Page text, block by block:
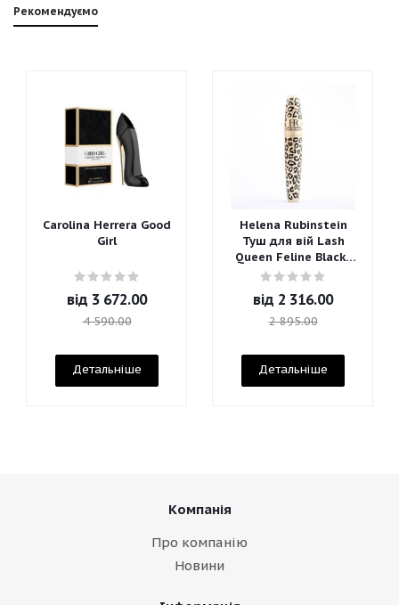
Рекомендуємо
Carolina Herrera Good
Girl
від 3 672.00
4 590.00
Детальніше
Helena Rubinstein
Туш для вій Lash
Queen Feline Blacks
Mascara
від 2 316.00
2 895.00
Детальніше
Компанія
Про компанію
Новини